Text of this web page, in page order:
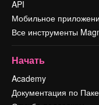
API
Мобильное
Все инструменты
Начать
Academy
Документация по